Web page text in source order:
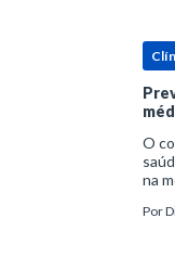
O
na
Por